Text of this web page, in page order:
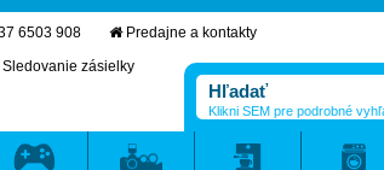
6503 908
Predajne a kontakty
Sledovanie zásielky
Klikni SEM pre podrobné